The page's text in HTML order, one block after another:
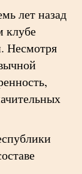
лет назад
клубе
Несмотря